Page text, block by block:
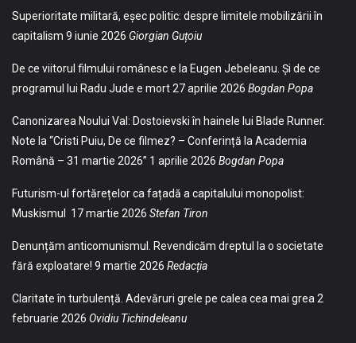
Superioritate militară, eșec politic: despre limitele mobilizării în
capitalism 9 iunie 2026 Giorgian Guțoiu
De ce viitorul filmului românesc e la Eugen Jebeleanu. Și de ce
programul lui Radu Jude e mort27 aprilie 2026 Bogdan Popa
Canonizarea Noului Val: Dostoievski în hainele lui Blade Runner.
Note la “Cristi Puiu, De ce filmez? – Conferință la Academia
Română – 31 martie 2026” 1 aprilie 2026 Bogdan Popa
Futurism-ul fortărețelor ca fațadă a capitalului monopolist:
Muskismul 17 martie 2026 Stefan Tiron
Denunțăm anticomunismul. Revendicăm dreptul la o societate
fără exploatare! 9 martie 2026 Redacția
Claritate în turbulență. Adevăruri grele pe calea cea mai grea 2
februarie 2026 Ovidiu Tichindeleanu